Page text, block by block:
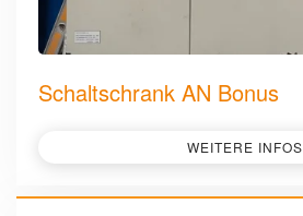
Schaltschrank AN Bonus
WEITERE INFOS